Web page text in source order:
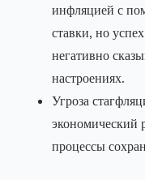
инфляцией с
ставки, но
негативно
настроениях.
Угроза
экономический
процессы